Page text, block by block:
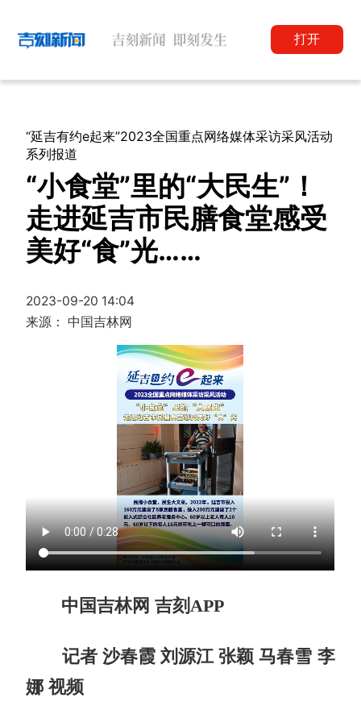
打开
“延吉有约e起来”2023全国重点网络媒体采访采风活动
系列报道
“小食堂”里的“大民生”！
走进延吉市民膳食堂感受
美好“食”光……
2023-09-20 14:04
来源： 中国吉林网
中国吉林网 吉刻APP
记者 沙春霞 刘源江 张颖 马春雪 李
娜 视频